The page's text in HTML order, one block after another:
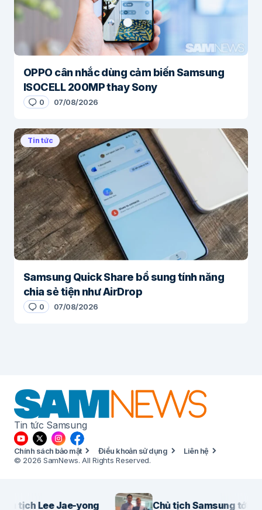
OPPO cân nhắc dùng cảm biến Samsung
ISOCELL 200MP thay Sony
0 07/08/2026
Tin tức
Samsung Quick Share bổ sung tính năng
chia sẻ tiện như AirDrop
0 07/08/2026
Tin tức Samsung
Chính sách bảo mật Điều khoản sử dụng
Liên hệ
© 2026 SamNews. All Rights Reserved.
tịch Lee Jae-yong Chủ tịch Samsung tới